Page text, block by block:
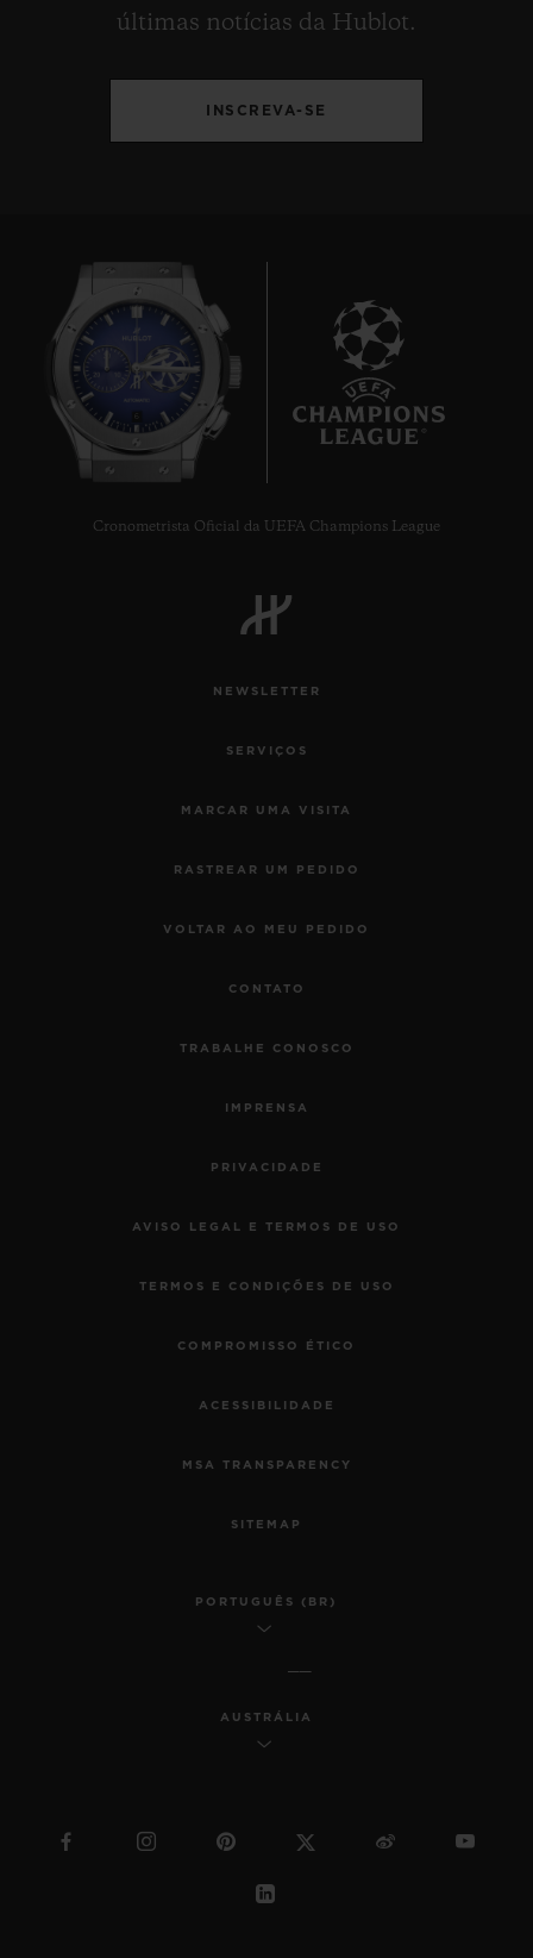
últimas notícias da Hublot.
INSCREVA-SE
Cronometrista Oficial da UEFA Champions League
NEWSLETTER
SERVIÇOS
MARCAR UMA VISITA
RASTREAR UM PEDIDO
VOLTAR AO MEU PEDIDO
CONTATO
TRABALHE CONOSCO
IMPRENSA
PRIVACIDADE
AVISO LEGAL E TERMOS DE USO
TERMOS E CONDIÇÕES DE USO
COMPROMISSO ÉTICO
ACESSIBILIDADE
MSA TRANSPARENCY
SITEMAP
PORTUGUÊS (BR)
AUSTRÁLIA